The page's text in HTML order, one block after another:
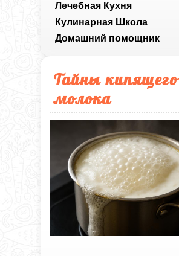
Лечебная Кухня
Кулинарная Школа
Домашний помощник
Тайны кипящего
молока